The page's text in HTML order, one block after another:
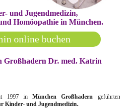
und Jugendmedizin,
Homöopathie in München.
online buchen
Großhadern Dr. med. Katrin
1997 inMünchen Großhadern geführten
Kinder- und Jugendmedizin.